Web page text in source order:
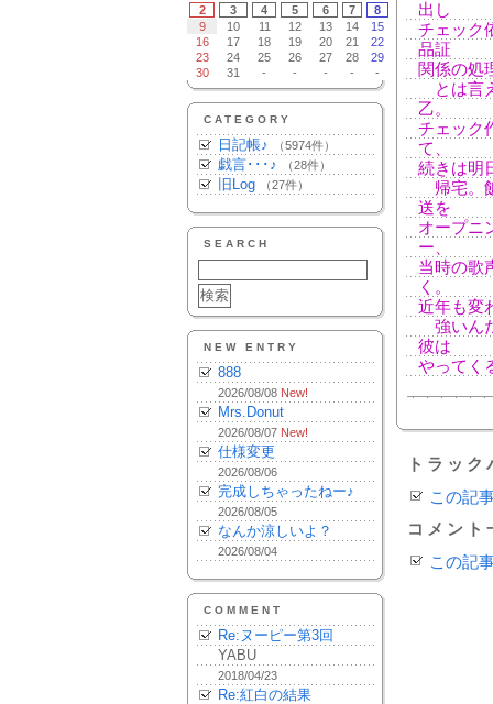
2
3 4 5 6 7
8
9
10 11 12 13 14
15
16
17 18 19 20 21
22
23
24 25 26 27 28
29
30
31 - - - - -
CATEGORY
日記帳♪ （5974件）
戯言･･･♪ （28件）
旧Log （27件）
SEARCH
NEW ENTRY
888
2026/08/08 New!
Mrs.Donut
2026/08/07 New!
仕様変更
2026/08/06
完成しちゃったねー♪
2026/08/05
なんか涼しいよ？
2026/08/04
COMMENT
Re:ヌーピー第3回
YABU
2018/04/23
Re:紅白の結果
出し
チェック
品証
関係の処
とは言
乙。
チェック
て、
続きは明
帰宅。
送を
オープニ
ー、
当時の歌
く。
近年も変
強いん
彼は
やってく
トラッ
この記
コメント
この記